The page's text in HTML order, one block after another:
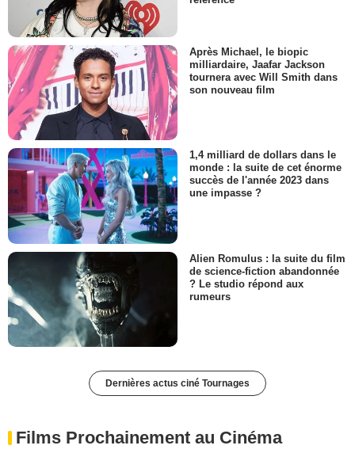
Après Michael, le biopic
milliardaire, Jaafar Jackson
tournera avec Will Smith dans
son nouveau film
1,4 milliard de dollars dans le
monde : la suite de cet énorme
succès de l'année 2023 dans
une impasse ?
Alien Romulus : la suite du film
de science-fiction abandonnée
? Le studio répond aux
rumeurs
Dernières actus ciné Tournages
Films Prochainement au Cinéma